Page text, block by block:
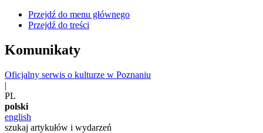
Przejdź do menu głównego
Przejdź do treści
Komunikaty
Oficjalny serwis o kulturze w Poznaniu
|
PL
polski
english
szukaj artykułów i wydarzeń